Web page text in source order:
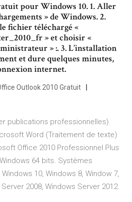
pour Windows 10. 1. Aller
» de Windows. 2.
fichier téléchargé «
» et choisir «
» :. 3. L’installation
et dure quelques minutes,
internet.
Outlook 2010 Gratuit
publications professionnelles)
Word (Traitement de texte)
Office 2010 Professionnel Plus
64 bits. Systèmes
10, Windows 8, Window 7,
2008, Windows Server 2012.